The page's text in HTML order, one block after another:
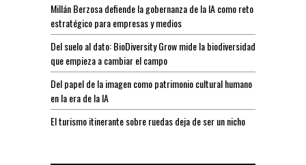
Millán Berzosa defiende la gobernanza de la IA como reto
estratégico para empresas y medios
Del suelo al dato: BioDiversity Grow mide la biodiversidad
que empieza a cambiar el campo
Del papel de la imagen como patrimonio cultural humano
en la era de la IA
El turismo itinerante sobre ruedas deja de ser un nicho